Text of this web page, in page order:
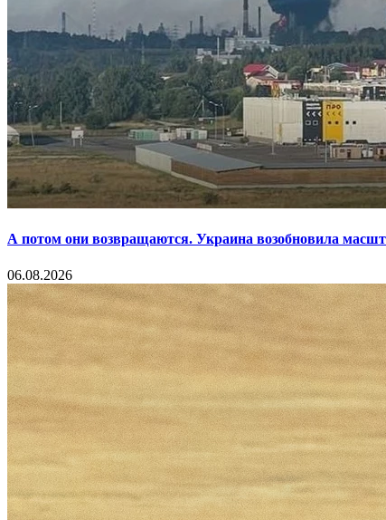
А потом они возвращаются. Украина возобновила
06.08.2026